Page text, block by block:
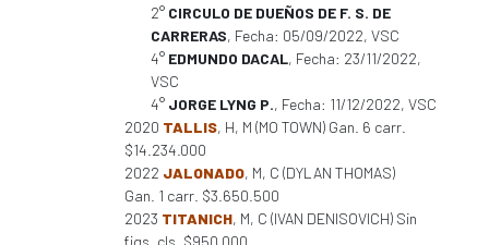
2° CIRCULO DE DUEÑOS DE F. S. DE
CARRERAS, Fecha: 05/09/2022, VSC
4° EDMUNDO DACAL, Fecha: 23/11/2022,
VSC
4° JORGE LYNG P., Fecha: 11/12/2022, VSC
2020 TALLIS, H, M (MO TOWN) Gan. 6 carr.
$14.234.000
2022 JALONADO, M, C (DYLAN THOMAS)
Gan. 1 carr. $3.650.500
2023 TITANICH, M, C (IVAN DENISOVICH) Sin
figs. cls. $950.000